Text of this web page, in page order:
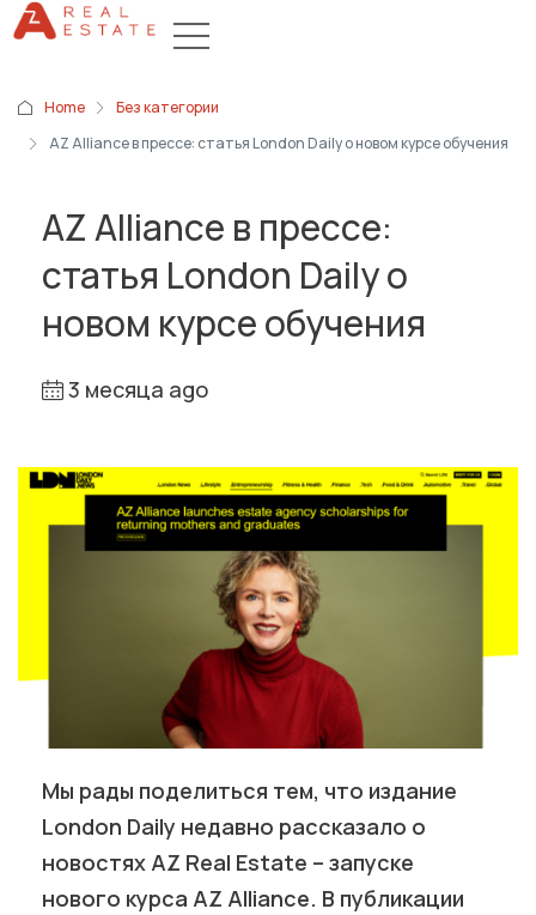
Home
Без категории
AZ Alliance в прессе: статья London Daily о новом курсе обучения
AZ Alliance в прессе:
статья London Daily о
новом курсе обучения
3 месяца ago
Мы рады поделиться тем, что издание
London Daily недавно рассказало о
новостях AZ Real Estate – запуске
нового курса AZ Alliance. В публикации